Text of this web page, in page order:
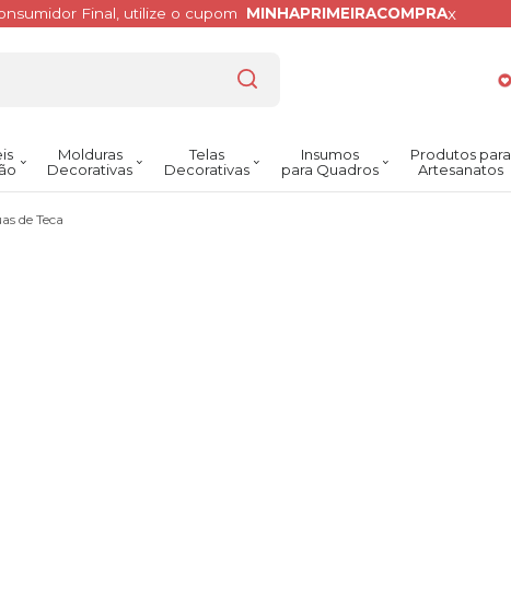
Final, utilize o cupom MINHAPRIMEIRACOMPRAx
Molduras
Decorativas
Telas
Decorativas
Insumos
para Quadros
Produtos para
Artesanatos
de Teca